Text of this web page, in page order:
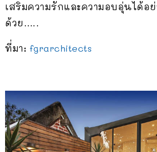
เสริมความรักและความอบอุ่นได้อ
ด้วย…..
ที่มา: fgrarchitects